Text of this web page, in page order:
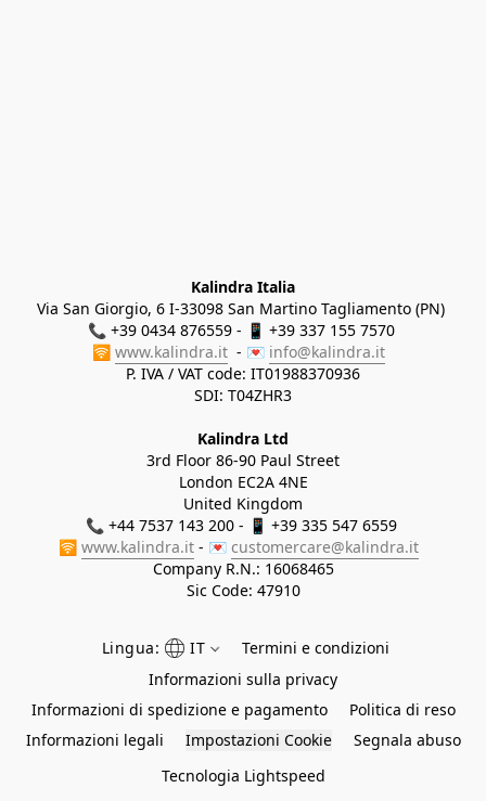
Kalindra Italia
Via San Giorgio, 6 I-33098 San Martino Tagliamento (PN)
📞 +39 0434 876559 - 📱 +39 337 155 7570
🛜 www.kalindra.it
  - 💌
info@kalindra.it
P. IVA / VAT code: IT01988370936
SDI: T04ZHR3
Kalindra Ltd
3rd Floor 86-90 Paul Street
London EC2A 4NE
United Kingdom
📞 +44 7537 143 200 - 📱 +39 335 547 6559
🛜 www.kalindra.it - 💌 customercare@kalindra.it
Company R.N.: 16068465
Sic Code: 47910
Lingua: IT
Termini e condizioni
Informazioni sulla privacy
Informazioni di spedizione e pagamento
Politica di reso
Informazioni legali
Impostazioni Cookie
Segnala abuso
Tecnologia Lightspeed